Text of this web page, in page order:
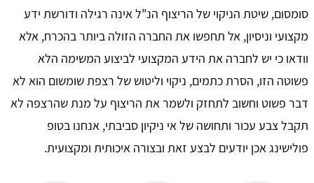
סומסום, שיטת הניקוי של הריצוף הנ"ל אינה רגילה ודורשת ידע
מקצועי וניסיון, אל תחפשו את החברה הזולה ביותר בהכרח, אלא
וודאו כי יש לחברה את הידע המקצועי לביצוע המשימה הלא
פשוטה הזו, הסרת כתמים, ניקוי וליטוש של רצפת שומשום הוא לא
דבר פשוט וחשוב לתחזק ולשמר את הריצוף על מנת שהרצפה לא
תקבל צבע עכור ותחושה של אי ניקיון סביבתי, אנחנו בטופ
פולישינג אכן יודעים לבצע זאת ובצורה איכותית ומקצועית.